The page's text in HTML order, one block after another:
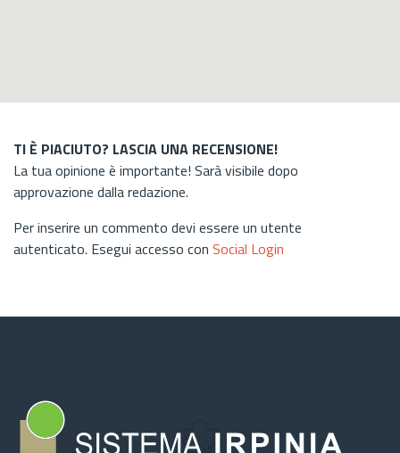
TI È PIACIUTO? LASCIA UNA RECENSIONE!
La tua opinione è importante! Sarà visibile dopo
approvazione dalla redazione.
Per inserire un commento devi essere un utente
autenticato. Esegui accesso con Social Login